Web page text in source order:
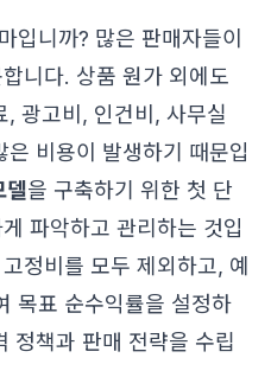
입니까? 많은 판매자들이
니다. 상품 원가 외에도
광고비, 인건비, 사무실
비용이 발생하기 때문입
델을 구축하기 위한 첫 단
파악하고 관리하는 것입
정비를 모두 제외하고, 예
목표 순수익률을 설정하
정책과 판매 전략을 수립